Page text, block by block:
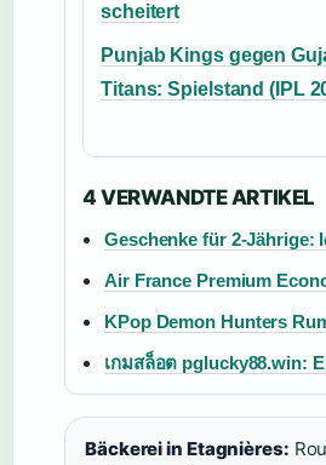
scheitert
Punjab Kings gegen
Titans: Spielstand (IPL
4 VERWANDTE ARTIKEL
Geschenke für 2-Jährige:
Air France Premium
KPop Demon Hunters
เกมสล็อต pglucky88.win:
Bäckerei in Etagnières: